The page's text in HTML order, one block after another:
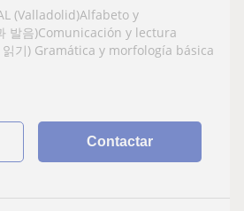
(Valladolid)Alfabeto y
발음)Comunicación y lectura
읽기) Gramática y morfología básica
Contactar